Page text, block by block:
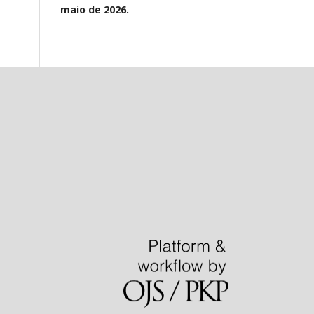
maio de 2026.